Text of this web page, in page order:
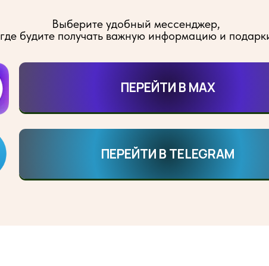
Выберите удобный мессенджер,
где будите получать важную информацию и
ПЕРЕЙТИ В TELEGRAM
ПЕРЕЙТИ В МАХ